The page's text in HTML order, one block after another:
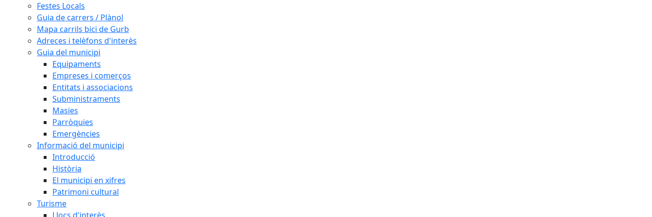
Festes Locals
Guia de carrers / Plànol
Mapa carrils bici de Gurb
Adreces i telèfons d'interès
Guia del municipi
Equipaments
Empreses i comerços
Entitats i associacions
Subministraments
Masies
Parròquies
Emergències
Informació del municipi
Introducció
Història
El municipi en xifres
Patrimoni cultural
Turisme